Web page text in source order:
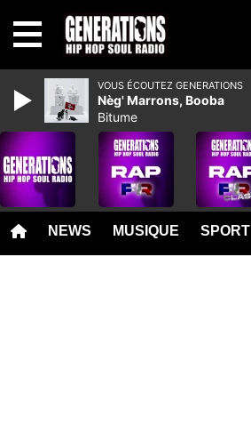
NEWS MUSIQUE SPORT
VOUS ÉCOUTEZ GENERATIONS
Nèg' Marrons, Booba
Bitume